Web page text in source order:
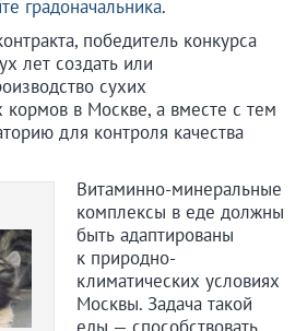
градоначальника.
победитель конкурса
лет создать или
сухих
кормов в Москве, а вместе с тем
для контроля качества
Витаминно-минеральные
комплексы в еде должны
быть адаптированы
к природно-
климатических условиях
Москвы. Задача такой